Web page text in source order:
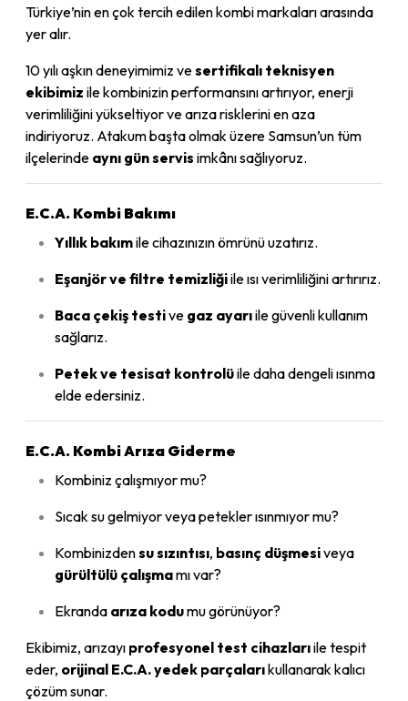
Türkiye’nin en çok tercih edilen kombi markaları arasında
yer alır.
10 yılı aşkın deneyimimiz vesertifikalı teknisyen
ekibimiz ile kombinizin performansını artırıyor, enerji
verimliliğini yükseltiyor ve arıza risklerini en aza
indiriyoruz. Atakum başta olmak üzere Samsun’un tüm
ilçelerinde aynı gün servis imkânı sağlıyoruz.
E.C.A. Kombi Bakımı
Yıllık bakımile cihazınızın ömrünü uzatırız.
Eşanjör ve filtre temizliğiile ısı verimliliğini artırırız.
Baca çekiş testive gaz ayarıile güvenli kullanım
sağlarız.
Petek ve tesisat kontrolüile daha dengeli ısınma
elde edersiniz.
E.C.A. Kombi Arıza Giderme
Kombiniz çalışmıyor mu?
Sıcak su gelmiyor veya petekler ısınmıyor mu?
Kombinizdensu sızıntısı, basınç düşmesiveya
gürültülü çalışmamı var?
Ekranda arıza kodumu görünüyor?
Ekibimiz, arızayı profesyonel test cihazlarıile tespit
eder, orijinal E.C.A. yedek parçalarıkullanarak kalıcı
çözüm sunar.